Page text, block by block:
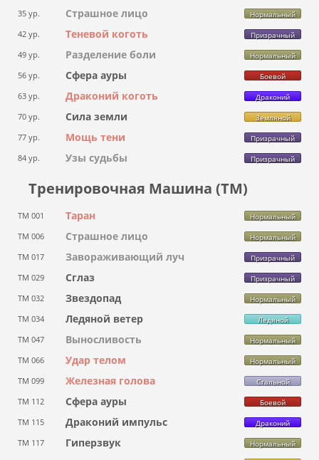
35 ур. Страшное лицо Нормальный
42 ур. Теневой коготь Призрачный
49 ур. Разделение боли Нормальный
56 ур. Сфера ауры Боевой
63 ур. Драконий коготь Драконий
70 ур. Сила земли Земляной
77 ур. Мощь тени Призрачный
84 ур. Узы судьбы Призрачный
Тренировочная Машина (ТМ)
ТМ 001 Таран Нормальный
ТМ 006 Страшное лицо Нормальный
ТМ 017 Завораживающий луч Призрачный
ТМ 029 Сглаз Призрачный
ТМ 032 Звездопад Нормальный
ТМ 034 Ледяной ветер Ледяной
ТМ 047 Выносливость Нормальный
ТМ 066 Удар телом Нормальный
ТМ 099 Железная голова Стальной
ТМ 112 Сфера ауры Боевой
ТМ 115 Драконий импульс Драконий
ТМ 117 Гиперзвук Нормальный